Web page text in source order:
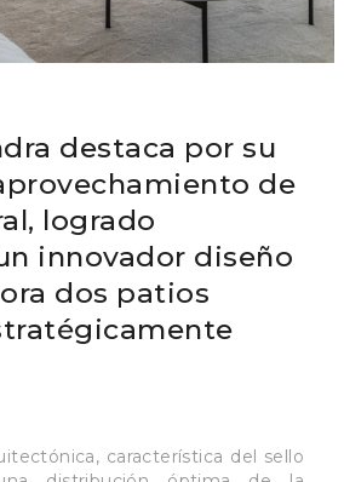
destaca por su
de
logrado
innovador diseño
dos patios
característica del sello